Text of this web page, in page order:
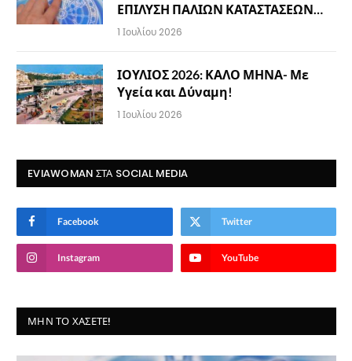
ΕΠΙΛΥΣΗ ΠΑΛΙΩΝ ΚΑΤΑΣΤΑΣΕΩΝ…
1 Ιουλίου 2026
ΙΟΥΛΙΟΣ 2026: ΚΑΛΟ ΜΗΝΑ- Με
Υγεία και Δύναμη!
1 Ιουλίου 2026
EVIAWOMAN ΣΤΑ SOCIAL MEDIA
Facebook Twitter
Instagram YouTube
ΜΗΝ ΤΟ ΧΆΣΕΤΕ!